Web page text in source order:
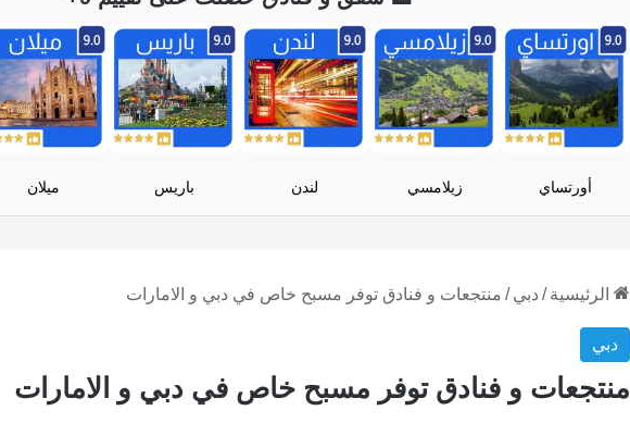
أورتساي زيلامسي لندن باريس ميلان
الرئيسية / دبي / منتجعات و فنادق توفر مسبح خاص في دبي و الامارات
دبي
منتجعات و فنادق توفر مسبح خاص في دبي و الامارات